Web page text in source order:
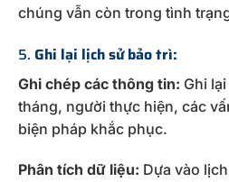
chúng vẫn còn trong tình
5. Ghi lại lịch sử bảo trì:
Ghi chép các thông tin: Ghi
tháng, người thực hiện, các
biện pháp khắc phục.
Phân tích dữ liệu: Dựa vào